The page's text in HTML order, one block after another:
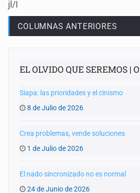
jl/I
COLUMNAS ANTERIORES
EL OLVIDO QUE SEREMOS |
Siapa: las prioridades y el cinismo
8 de Julio de 2026
Crea problemas, vende soluciones
1 de Julio de 2026
El nado sincronizado no es normal
24 de Junio de 2026